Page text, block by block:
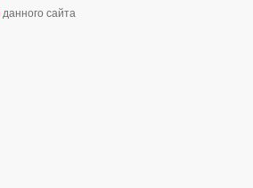
данного сайта